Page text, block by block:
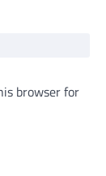
browser for